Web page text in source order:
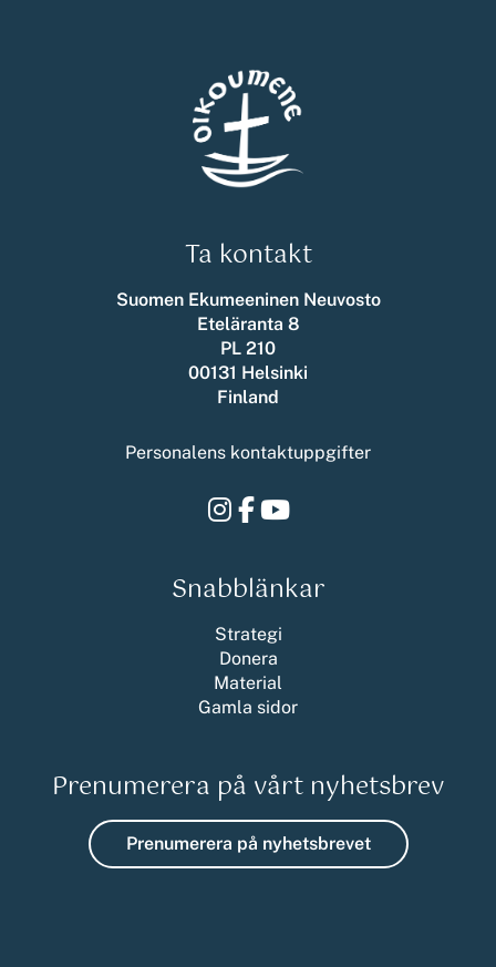
Ta kontakt
Suomen Ekumeeninen Neuvosto
Eteläranta 8
PL 210
00131 Helsinki
Finland
Personalens kontaktuppgifter
Instagram
Facebook
Youtube
Snabblänkar
Strategi
Donera
Material
Gamla sidor
Prenumerera på vårt nyhetsbrev
Prenumerera på nyhetsbrevet